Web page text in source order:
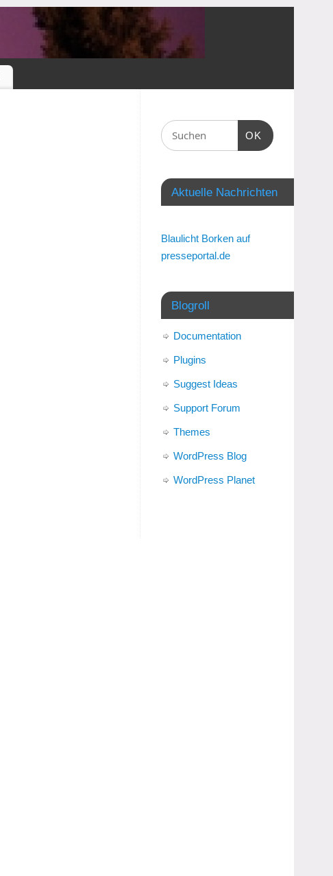
OK
Aktuelle Nachrichten
Blaulicht Borken auf
presseportal.de
Blogroll
Documentation
Plugins
Suggest Ideas
Support Forum
Themes
WordPress Blog
WordPress Planet